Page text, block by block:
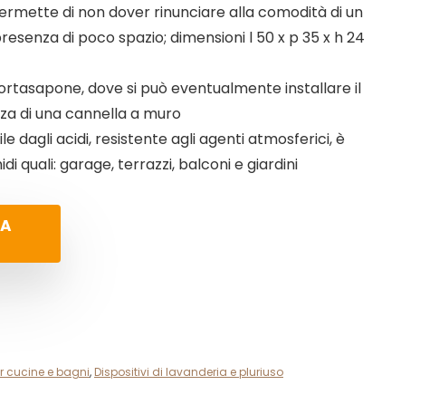
di non dover rinunciare alla comodità di un
di poco spazio; dimensioni l 50 x p 35 x h 24
dove si può eventualmente installare il
di una cannella a muro
dagli acidi, resistente agli agenti atmosferici, è
quali: garage, terrazzi, balconi e giardini
cucine e bagni, Dispositivi di lavanderia e pluriuso